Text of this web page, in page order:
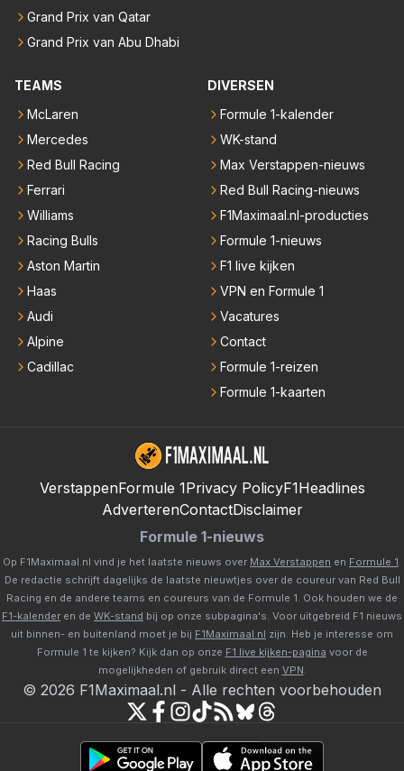
Grand Prix van Qatar
Grand Prix van Abu Dhabi
TEAMS
McLaren
Mercedes
Red Bull Racing
Ferrari
Williams
Racing Bulls
Aston Martin
Haas
Audi
Alpine
Cadillac
DIVERSEN
Formule 1-kalender
WK-stand
Max Verstappen-nieuws
Red Bull Racing-nieuws
F1Maximaal.nl-producties
Formule 1-nieuws
F1 live kijken
VPN en Formule 1
Vacatures
Contact
Formule 1-reizen
Formule 1-kaarten
VerstappenFormule 1Privacy PolicyF1Headlines
AdverterenContactDisclaimer
Formule 1-nieuws
Op F1Maximaal.nl vind je het laatste nieuws over Max Verstappen en Formule 1
De redactie schrijft dagelijks de laatste nieuwtjes over de coureur van Red Bull
Racing en de andere teams en coureurs van de Formule 1. Ook houden we de
F1-kalender en de WK-stand bij op onze subpagina's. Voor uitgebreid F1 nieuws
uit binnen- en buitenland moet je bij F1Maximaal.nl zijn. Heb je interesse om
Formule 1 te kijken? Kijk dan op onze F1 live kijken-pagina voor de
mogelijkheden of gebruik direct een VPN
© 2026 F1Maximaal.nl - Alle rechten voorbehouden